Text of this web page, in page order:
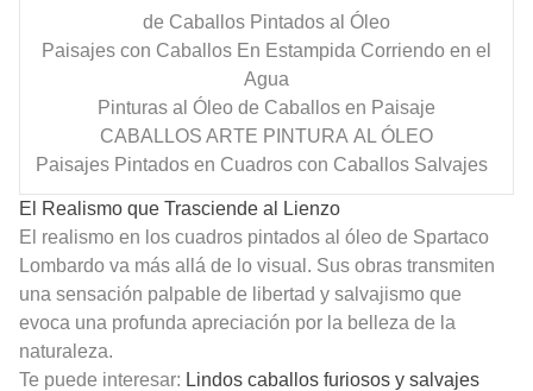
de Caballos Pintados al Óleo
Paisajes con Caballos En Estampida Corriendo en el
Agua
Pinturas al Óleo de Caballos en Paisaje
CABALLOS ARTE PINTURA AL ÓLEO
Paisajes Pintados en Cuadros con Caballos Salvajes
El Realismo que Trasciende al Lienzo
El realismo en los cuadros pintados al óleo de Spartaco
Lombardo va más allá de lo visual. Sus obras transmiten
una sensación palpable de libertad y salvajismo que
evoca una profunda apreciación por la belleza de la
naturaleza.
Te puede interesar: Lindos caballos furiosos y salvajes